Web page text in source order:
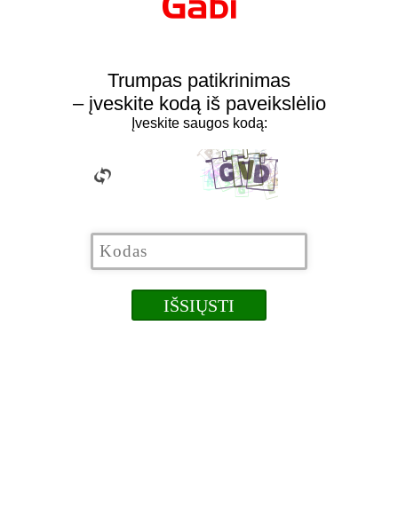
Trumpas patikrinimas
– įveskite kodą iš paveikslėlio
Įveskite saugos kodą: